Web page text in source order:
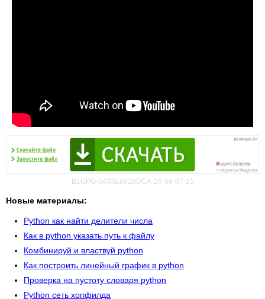
BLGPG-5433E6628DCA-26-08-07-21
Новые материалы:
Python как найти делители числа
Как в python указать путь к файлу
Комбинируй и властвуй python
Как построить линейный график в python
Проверка на пустоту словаря python
Python сеть хопфилда